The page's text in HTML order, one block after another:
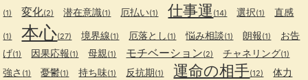
(1) 変化(2) 潜在意識(1) 厄払い(1) 仕事運 (14) 選択(1) 直感
(1) 本心(27) 境界線(1) 厄落とし (1) 悩み相談(1) 朗報(1)
お告
げ(1) 因果応報(1) 母親(1) モチベーション(2) チャネリング(1)
強さ (1) 憂鬱(1) 持ち味(1) 反抗期(1) 運命の相手(12) 体力